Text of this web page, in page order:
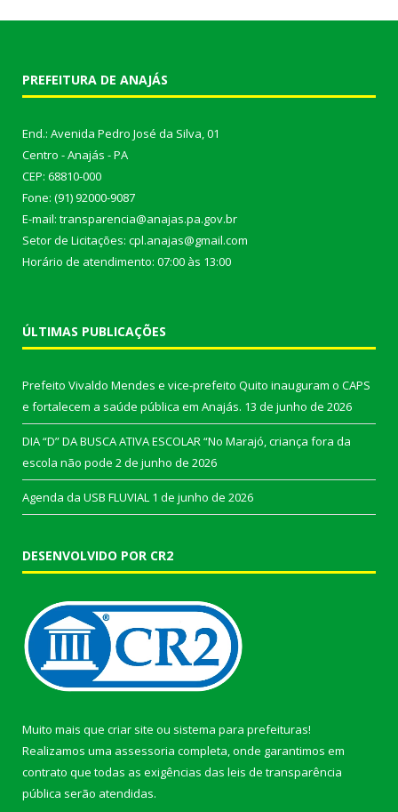
PREFEITURA DE ANAJÁS
End.: Avenida Pedro José da Silva, 01
Centro - Anajás - PA
CEP: 68810-000
Fone: (91) 92000-9087
E-mail: transparencia@anajas.pa.gov.br
Setor de Licitações: cpl.anajas@gmail.com
Horário de atendimento: 07:00 às 13:00
ÚLTIMAS PUBLICAÇÕES
Prefeito Vivaldo Mendes e vice-prefeito Quito inauguram o CAPS
e fortalecem a saúde pública em Anajás. 13 de junho de 2026
DIA “D” DA BUSCA ATIVA ESCOLAR “No Marajó, criança fora da
escola não pode 2 de junho de 2026
Agenda da USB FLUVIAL 1 de junho de 2026
DESENVOLVIDO POR CR2
Muito mais que criar site ou sistema para prefeituras!
Realizamos uma assessoria completa, onde garantimos em
contrato que todas as exigências das leis de transparência
pública serão atendidas.